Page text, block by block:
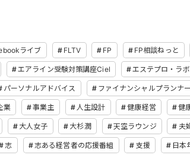
ライブ FLTV FP FP相談ねっと
エアライン受験対策講座Ciel エステプロ・ラ
パーソナルアドバイス ファイナンシャルプランナー
業 事業主 人生設計 健康経営 健
大人女子 大杉潤 天空ラウンジ 夫
志 志ある経営者の応援番組 支援 日本